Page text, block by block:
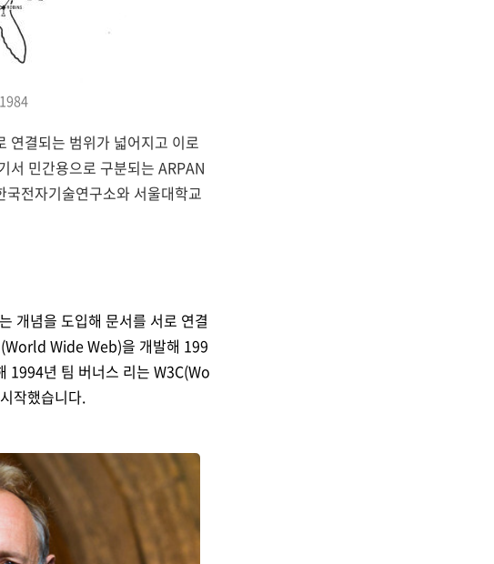
연결되는 범위가 넓어지고 이로
서 민간용으로 구분되는 ARPAN
전자기술연구소와 서울대학교
개념을 도입해 문서를 서로 연결
Wide Web)을 개발해 199
1994년 팀 버너스 리는 W3C(Wo
작했습니다.